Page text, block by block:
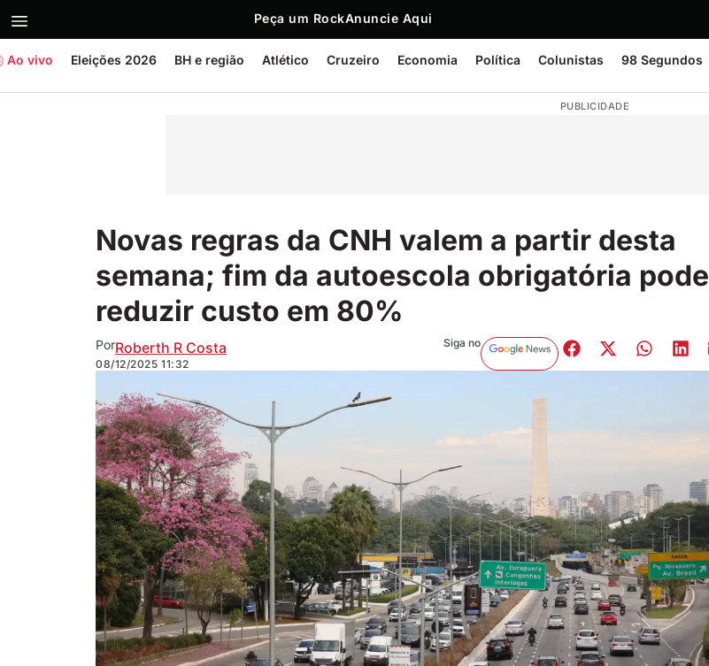
Peça um RockAnuncie Aqui
Ao vivo Eleições 2026 BH e região Atlético Cruzeiro Economia Política Colunistas 98 Segundos
PUBLICIDADE
Novas regras da CNH valem a partir desta
semana; fim da autoescola obrigatória pode
reduzir custo em 80%
PorRoberth R Costa
08/12/2025 11:32
Siga no